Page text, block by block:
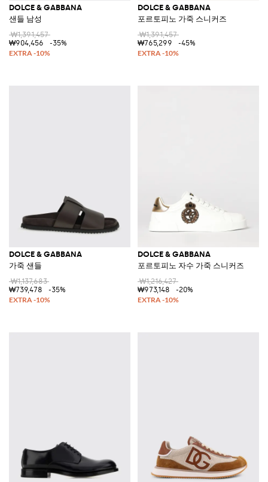
DOLCE & GABBANA
샌들 남성
₩1,391,457
₩904,456
-35%
DOLCE & GABBANA
포르토피노 가죽 스니커즈
₩1,391,457
₩765,299
-45%
DOLCE & GABBANA
가죽 샌들
₩1,137,683
₩739,478
-35%
DOLCE & GABBANA
포르토피노 자수 가죽 스니커즈
₩1,216,427
₩973,148
-20%